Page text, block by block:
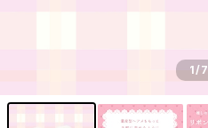
1/7